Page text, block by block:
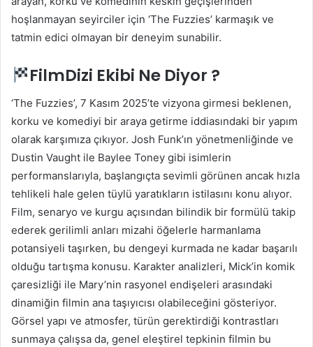
hoşlanmayan seyirciler için ‘The Fuzzies’ karmaşık ve
tatmin edici olmayan bir deneyim sunabilir.
FilmDizi Ekibi Ne Diyor ?
‘The Fuzzies’, 7 Kasım 2025’te vizyona girmesi beklenen,
korku ve komediyi bir araya getirme iddiasındaki bir yapım
olarak karşımıza çıkıyor. Josh Funk’ın yönetmenliğinde ve
Dustin Vaught ile Baylee Toney gibi isimlerin
performanslarıyla, başlangıçta sevimli görünen ancak hızla
tehlikeli hale gelen tüylü yaratıkların istilasını konu alıyor.
Film, senaryo ve kurgu açısından bilindik bir formülü takip
ederek gerilimli anları mizahi öğelerle harmanlama
potansiyeli taşırken, bu dengeyi kurmada ne kadar başarılı
olduğu tartışma konusu. Karakter analizleri, Mick’in komik
çaresizliği ile Mary’nin rasyonel endişeleri arasındaki
dinamiğin filmin ana taşıyıcısı olabileceğini gösteriyor.
Görsel yapı ve atmosfer, türün gerektirdiği kontrastları
sunmaya çalışsa da, genel eleştirel tepkinin filmin bu